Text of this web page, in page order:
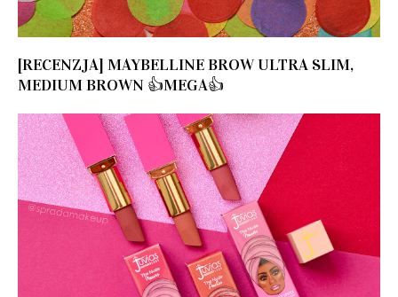
[RECENZJA] MAYBELLINE BROW ULTRA SLIM,
MEDIUM BROWN 👍MEGA👍